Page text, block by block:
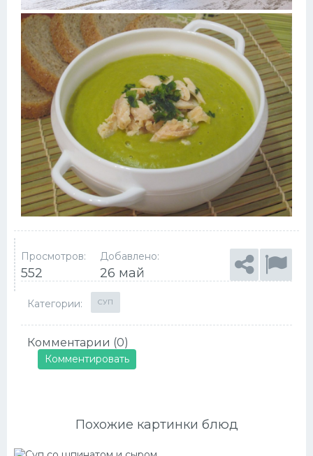
Просмотров:
552
Добавлено:
26 май
Категории: СУП
Комментарии (0)
Комментировать
Похожие картинки блюд